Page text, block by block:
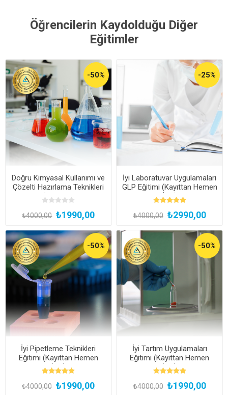
Öğrencilerin Kaydolduğu Diğer
Eğitimler
-50%
Doğru Kimyasal Kullanımı ve
Çözelti Hazırlama Teknikleri
Eğitimi (Kayıttan Hemen
İzle)
₺4000,00 ₺1990,00
-25%
İyi Laboratuvar Uygulamaları
GLP Eğitimi (Kayıttan Hemen
İzle)
₺4000,00 ₺2990,00
-50%
İyi Pipetleme Teknikleri
Eğitimi (Kayıttan Hemen
İzle)
₺4000,00 ₺1990,00
-50%
İyi Tartım Uygulamaları
Eğitimi (Kayıttan Hemen
İzle)
₺4000,00 ₺1990,00